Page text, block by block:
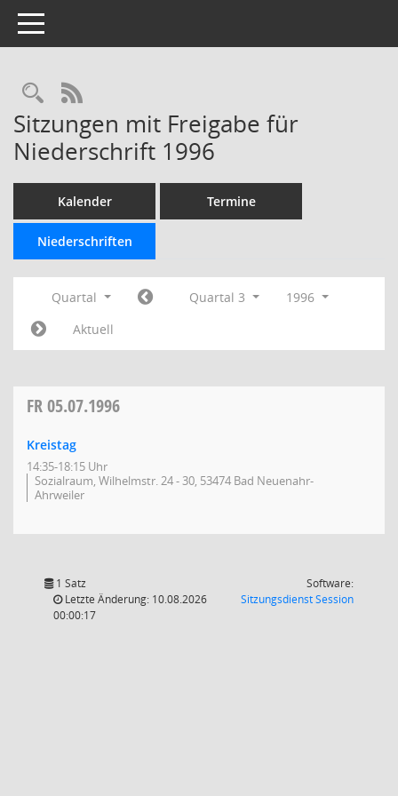
Toggle navigation
Rechercheauswahl
RSS-Feed
Sitzungen mit Freigabe für
Niederschrift 1996
Kalender Termine
Niederschriften
Quartal Quartal 3
1996
Aktuell
FR05.07.1996
Kreistag
14:35-18:15 Uhr
Sozialraum, Wilhelmstr. 24 - 30, 53474 Bad Neuenahr-
Ahrweiler
1 Satz
Letzte Änderung: 10.08.2026
00:00:17
Software:
SitzungsdienstSession(Wird in